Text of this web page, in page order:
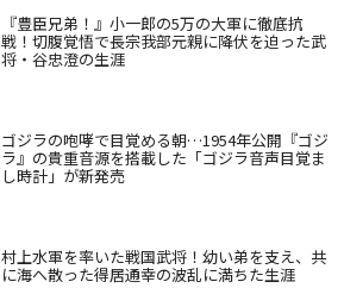
『豊臣兄弟！』小一郎の5万の大軍に徹底抗
戦！切腹覚悟で長宗我部元親に降伏を迫った武
将・谷忠澄の生涯
ゴジラの咆哮で目覚める朝…1954年公開『ゴジ
ラ』の貴重音源を搭載した「ゴジラ音声目覚ま
し時計」が新発売
村上水軍を率いた戦国武将！幼い弟を支え、共
に海へ散った得居通幸の波乱に満ちた生涯